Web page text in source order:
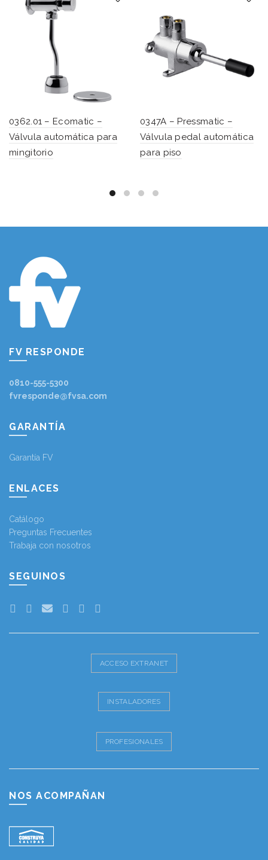
0362.01 – Ecomatic –
Válvula automática para
mingitorio
0347A – Pressmatic –
Válvula pedal automática
para piso
FV RESPONDE
0810-555-5300
fvresponde@fvsa.com
GARANTÍA
Garantía FV
ENLACES
Catálogo
Preguntas Frecuentes
Trabaja con nosotros
SEGUINOS
ACCESO EXTRANET
INSTALADORES
PROFESIONALES
NOS ACOMPAÑAN